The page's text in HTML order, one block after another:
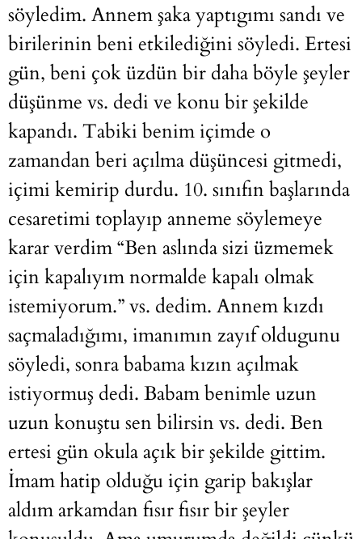
söyledim. Annem şaka yaptıgımı sandı ve
birilerinin beni etkilediğini söyledi. Ertesi
gün, beni çok üzdün bir daha böyle şeyler
düşünme vs. dedi ve konu bir şekilde
kapandı. Tabiki benim içimde o
zamandan beri açılma düşüncesi gitmedi,
içimi kemirip durdu. 10. sınıfın başlarında
cesaretimi toplayıp anneme söylemeye
karar verdim “Ben aslında sizi üzmemek
için kapalıyım normalde kapalı olmak
istemiyorum.” vs. dedim. Annem kızdı
saçmaladığımı, imanımın zayıf oldugunu
söyledi, sonra babama kızın açılmak
istiyormuş dedi. Babam benimle uzun
uzun konuştu sen bilirsin vs. dedi. Ben
ertesi gün okula açık bir şekilde gittim.
İmam hatip olduğu için garip bakışlar
aldım arkamdan fısır fısır bir şeyler